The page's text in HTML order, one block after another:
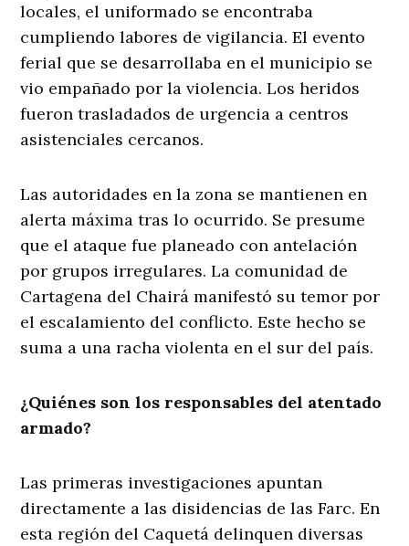
locales, el uniformado se encontraba
cumpliendo labores de vigilancia. El evento
ferial que se desarrollaba en el municipio se
vio empañado por la violencia. Los heridos
fueron trasladados de urgencia a centros
asistenciales cercanos.
Las autoridades en la zona se mantienen en
alerta máxima tras lo ocurrido. Se presume
que el ataque fue planeado con antelación
por grupos irregulares. La comunidad de
Cartagena del Chairá manifestó su temor por
el escalamiento del conflicto. Este hecho se
suma a una racha violenta en el sur del país.
¿Quiénes son los responsables del atentado
armado?
Las primeras investigaciones apuntan
directamente a las disidencias de las Farc. En
esta región del Caquetá delinquen diversas